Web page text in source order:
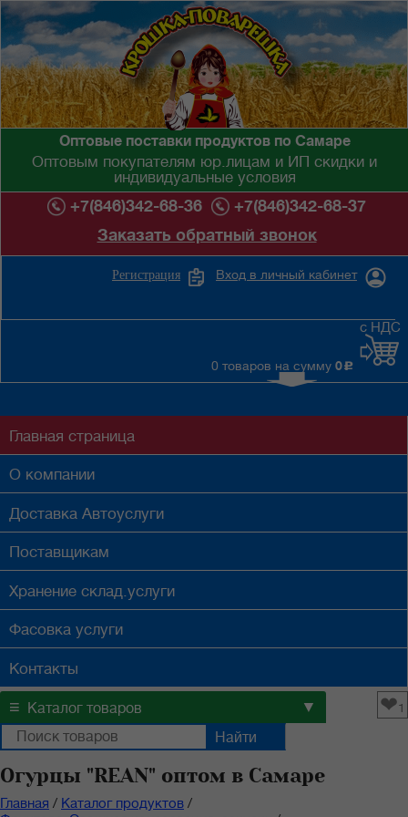
Оптовые поставки продуктов по Самаре
Оптовым покупателям юр.лицам и ИП скидки и
индивидуальные условия
+7(846)342-68-36
+7(846)342-68-37
Заказать обратный звонок
Вход в личный кабинет
Регистрация
0 товаров на сумму 0 c
с НДС
Главная страница
О компании
Доставка Автоуслуги
Поставщикам
Хранение склад.услуги
Фасовка услуги
Контакты
≡ Каталог товаров ▼ ❤1
Огурцы "REAN" оптом в Самаре
Главная / Каталог продуктов /